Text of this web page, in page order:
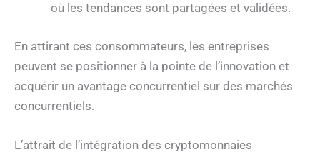
où les tendances sont partagées et validées.
En attirant ces consommateurs, les entreprises
peuvent se positionner à la pointe de l’innovation et
acquérir un avantage concurrentiel sur des marchés
concurrentiels.
L’attrait de l’intégration des cryptomonnaies